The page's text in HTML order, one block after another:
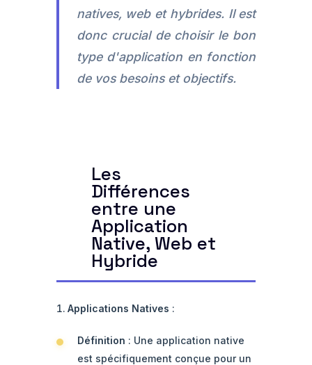
natives, web et hybrides. Il est
donc crucial de choisir le bon
type d'application en fonction
de vos besoins et objectifs.
Les
Différences
entre une
Application
Native, Web et
Hybride
Applications Natives :
Définition : Une application native
est spécifiquement conçue pour un